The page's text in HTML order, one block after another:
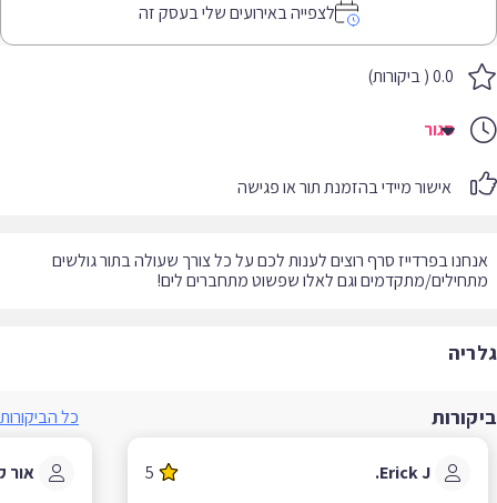
לצפייה באירועים שלי בעסק זה
0.0 ( ביקורות)
סגור
אישור מיידי בהזמנת תור או פגישה
בפרדייז סרף רוצים לענות לכם על כל צורך שעולה בתור גולשים
מתקדמים וגם לאלו שפשוט מתחברים לים!
כל הביקורות
Erick J.
5 אור ק.